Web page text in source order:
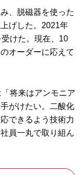
、脱磁器を使った
げした。2021年
けた。現在、10
オーダーに応えて
将来はアンモニア
がけたい。二酸化
できるよう技術力
員一丸で取り組ん